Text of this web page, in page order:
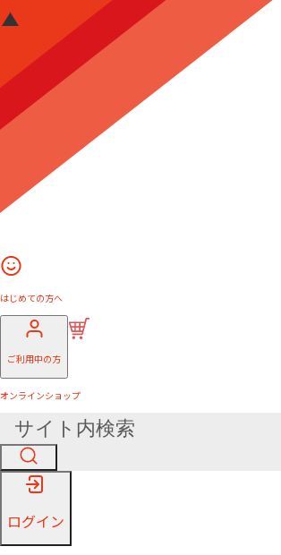
はじめての方へ
ご利用中の方
オンラインショップ
ログイン